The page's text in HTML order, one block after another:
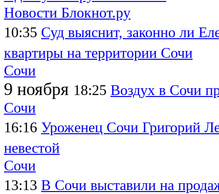
Новости Блокнот.ру
10:35 Суд выяснит, законно ли
квартиры на территории Сочи
Сочи
9 ноября 18:25 Воздух в Сочи
Сочи
16:16 Уроженец Сочи Григорий
невестой
Сочи
13:13 В Сочи выставили на